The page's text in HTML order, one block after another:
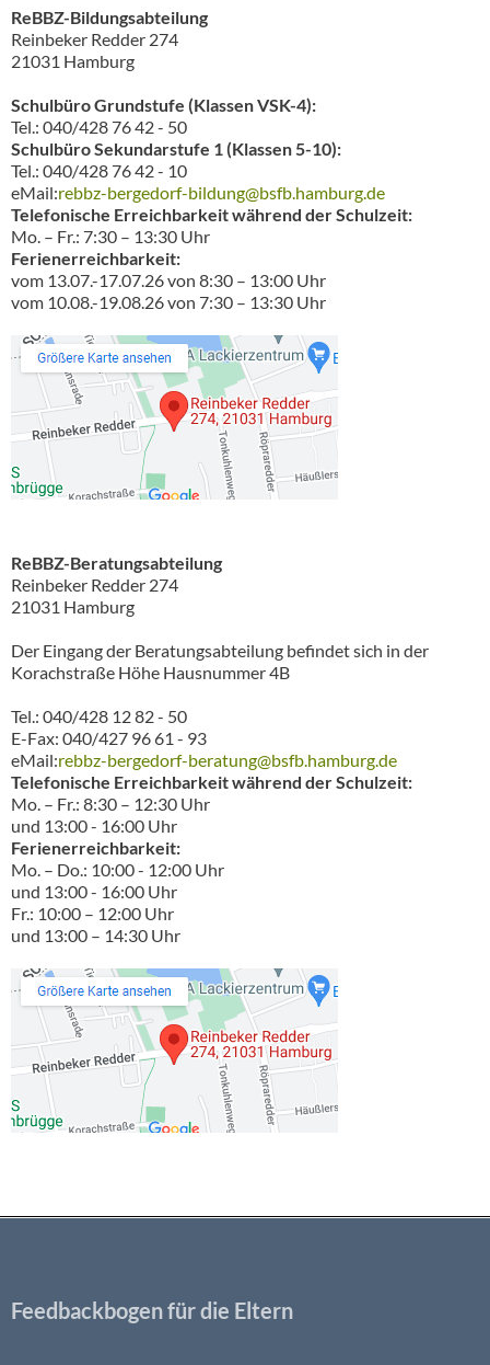
ReBBZ-Bildungsabteilung
Reinbeker Redder 274
21031 Hamburg
Schulbüro Grundstufe (Klassen VSK-4):
Tel.: 040/428 76 42 - 50
Schulbüro Sekundarstufe 1 (Klassen 5-10):
Tel.: 040/428 76 42 - 10
eMail:rebbz-bergedorf-bildung@bsfb.hamburg.de
Telefonische Erreichbarkeit während der Schulzeit:
Mo. – Fr.: 7:30 – 13:30 Uhr
Ferienerreichbarkeit:
vom 13.07.-17.07.26 von 8:30 – 13:00 Uhr
vom 10.08.-19.08.26 von 7:30 – 13:30 Uhr
ReBBZ-Beratungsabteilung
Reinbeker Redder 274
21031 Hamburg
Der Eingang der Beratungsabteilung befindet sich in der
Korachstraße Höhe Hausnummer 4B
Tel.: 040/428 12 82 - 50
E-Fax: 040/427 96 61 - 93
eMail:rebbz-bergedorf-beratung@bsfb.hamburg.de
Telefonische Erreichbarkeit während der Schulzeit:
Mo. – Fr.: 8:30 – 12:30 Uhr
und 13:00 - 16:00 Uhr
Ferienerreichbarkeit:
Mo. – Do.: 10:00 - 12:00 Uhr
und 13:00 - 16:00 Uhr
Fr.: 10:00 – 12:00 Uhr
und 13:00 – 14:30 Uhr
Feedbackbogen für die Eltern